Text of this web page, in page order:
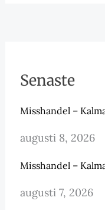
Senaste
Misshandel –
augusti 8, 2026
Misshandel –
augusti 7, 2026